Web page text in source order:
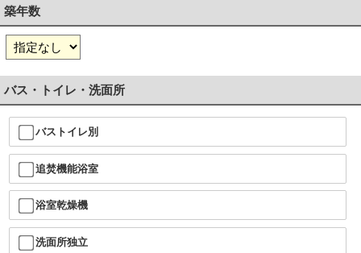
築年数
バス・トイレ・洗面所
バストイレ別
追焚機能浴室
浴室乾燥機
洗面所独立